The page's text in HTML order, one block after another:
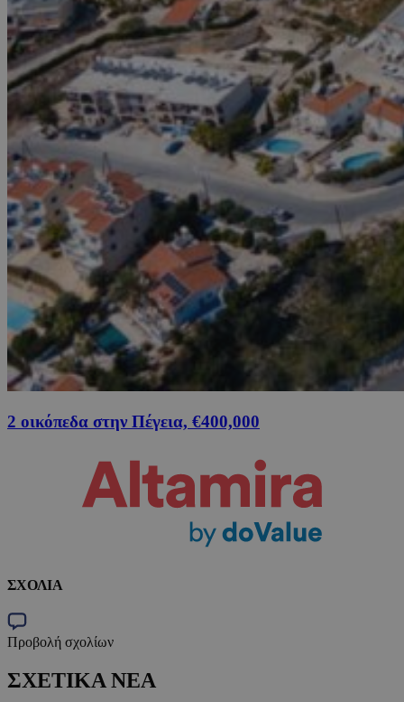
2 οικόπεδα στην Πέγεια, €400,000
ΣΧΟΛΙΑ
Προβολή σχολίων
ΣΧΕΤΙΚΑ ΝΕΑ